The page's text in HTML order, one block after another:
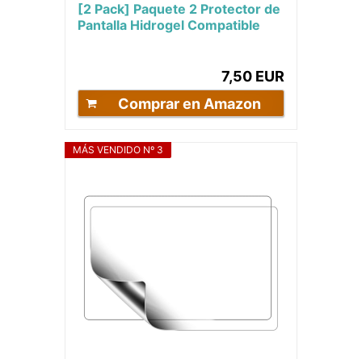
[2 Pack] Paquete 2 Protector de
Pantalla Hidrogel Compatible
7,50 EUR
Comprar en Amazon
MÁS VENDIDO Nº 3